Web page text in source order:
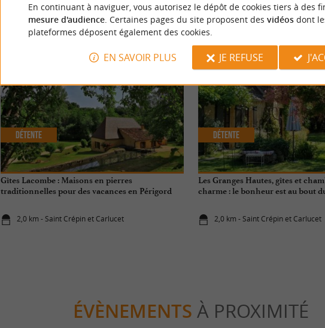
NOUS AVONS TESTÉPOUR
Gîtes Lacombe : Maisons en pierres
traditionnelles pour des vacances en Périgord
2,0 km - Saint Crépin et Carlucet
Détente
Les Granges Hautes, gîtes et
charme : le bonheur est au bout
2,0 km - Saint Crépin et Carlucet
Détente
ÉVÈNEMENTS À PROXIMITÉ
En continuant à naviguer, vous autorisez le dépôt de cookies tiers à des
mesure d'audience. Certaines pages du site proposent des vidéosdont
plateformes déposent également des cookies.
EN SAVOIR PLUS JE REFUSE